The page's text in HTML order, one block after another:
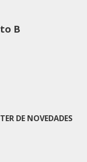
B
DE NOVEDADES